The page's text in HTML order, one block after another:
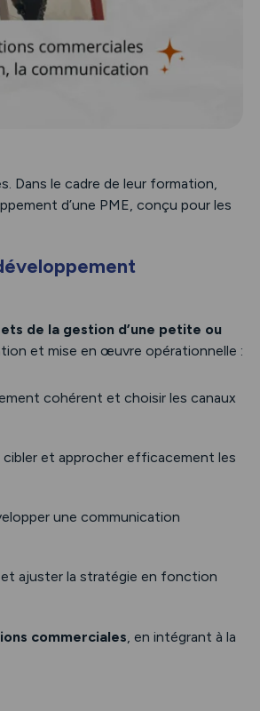
Dans le cadre de leur formation,
d’une PME, conçu pour les
de la gestion d’une petite ou
et mise en œuvre opérationnelle :
cohérent et choisir les canaux
cibler et approcher efficacement les
une communication
ajuster la stratégie en fonction
commerciales, en intégrant à la